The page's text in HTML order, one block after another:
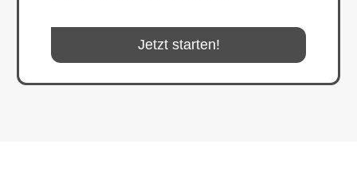
Jetzt starten!